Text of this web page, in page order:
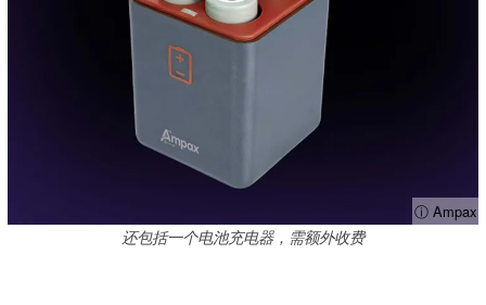
ⓘ Ampax
还包括一个电池充电器，需额外收费